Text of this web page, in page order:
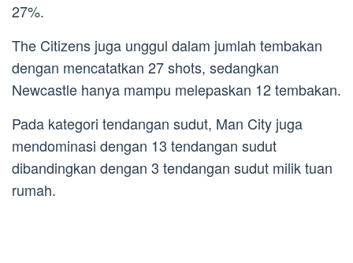
27%.
The Citizens juga unggul dalam jumlah tembakan
dengan mencatatkan 27 shots, sedangkan
Newcastle hanya mampu melepaskan 12 tembakan.
Pada kategori tendangan sudut, Man City juga
mendominasi dengan 13 tendangan sudut
dibandingkan dengan 3 tendangan sudut milik tuan
rumah.